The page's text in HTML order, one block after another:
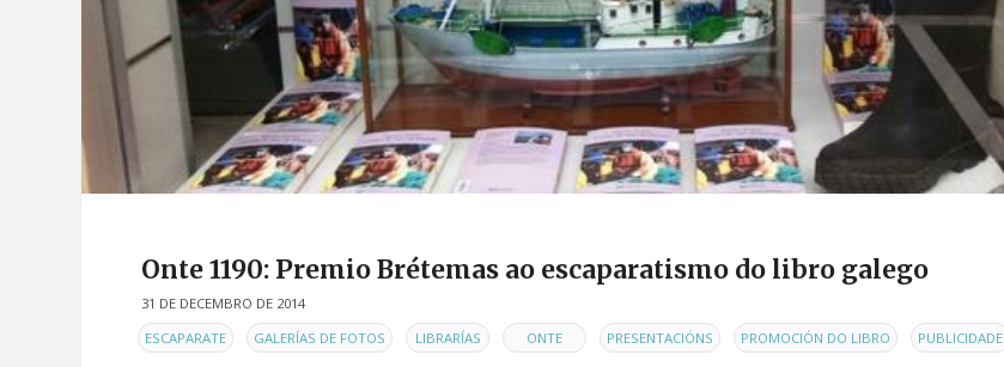
Onte 1190: Premio Brétemas ao escaparatismo do libro galego
31 DE DECEMBRO DE 2014
ENESCAPARATE GALERÍAS DE FOTOS LIBRARÍAS ONTE PRESENTACIÓNS PROMOCIÓN DO LIBRO PUBLICIDADE